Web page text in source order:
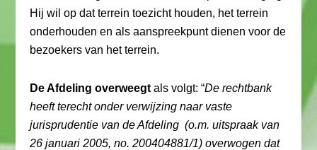
Hij wil op dat terrein toezicht houden, het terrein
onderhouden en als aanspreekpunt dienen voor de
bezoekers van het terrein.
De Afdeling overweegt als volgt: “De rechtbank
heeft terecht onder verwijzing naar vaste
jurisprudentie van de Afdeling (o.m. uitspraak van
26 januari 2005, no. 200404881/1) overwogen dat